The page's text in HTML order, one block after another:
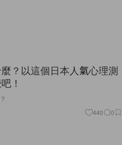
？以這個日本人氣心理測
！
440 0